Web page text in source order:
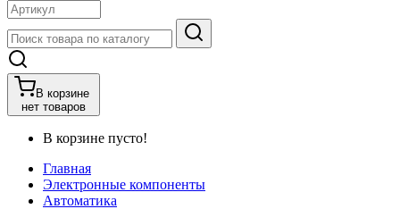
В корзине
нет товаров
В корзине пусто!
Главная
Электронные компоненты
Автоматика